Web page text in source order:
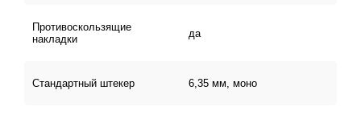
Противоскользящие
накладки
да
Стандартный штекер 6,35 мм, моно